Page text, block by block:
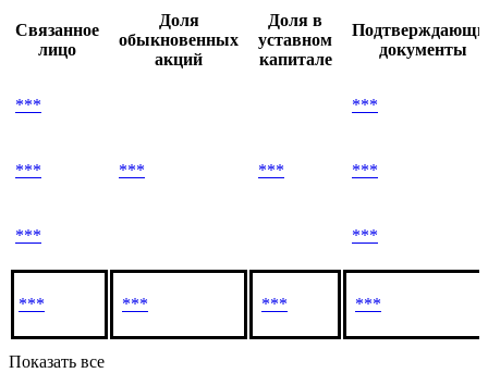
Связанное
лицо
Доля
обыкновенных
акций
Доля в
уставном
капитале
документы
*** ***
*** *** *** ***
*** ***
*** *** *** ***
Показать все